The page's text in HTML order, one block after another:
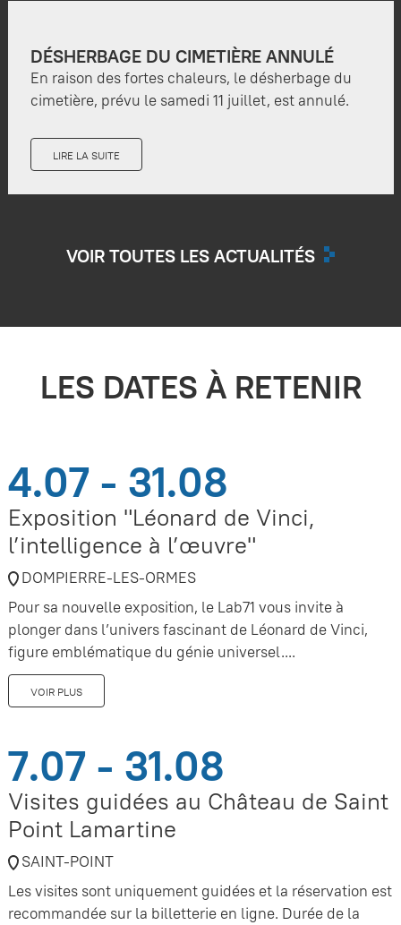
DÉSHERBAGE DU CIMETIÈRE ANNULÉ
En raison des fortes chaleurs, le désherbage du
cimetière, prévu le samedi 11 juillet, est annulé.
LIRE LA SUITE
VOIR TOUTES LES ACTUALITÉS
LES DATES À RETENIR
4.07 - 31.08
Exposition "Léonard de Vinci,
l’intelligence à l’œuvre"
DOMPIERRE-LES-ORMES
Pour sa nouvelle exposition, le Lab71 vous invite à
plonger dans l’univers fascinant de Léonard de Vinci,
figure emblématique du génie universel....
VOIR PLUS
7.07 - 31.08
Visites guidées au Château de Saint
Point Lamartine
SAINT-POINT
Les visites sont uniquement guidées et la réservation est
recommandée sur la billetterie en ligne. Durée de la